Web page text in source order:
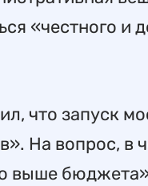
«честного и
что запуск
На вопрос, в
выше